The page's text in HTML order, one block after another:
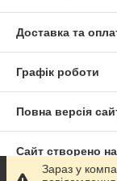
Доставка та
Графік роботи
Повна версія
Сайт створено
Зараз у